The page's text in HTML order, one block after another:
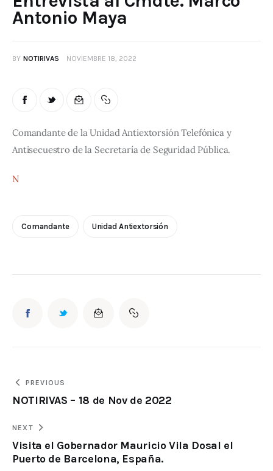
Antonio Maya
BY NOTIRIVAS NOVIEMBRE 18, 2022
Comandante de la Unidad Antiextorsión Telefónica y
Antisecuestro de la Secretaría de Seguridad Pública.
N
Comandante Unidad Antiextorsión
PREVIOUS
NOTIRIVAS – 18 de Nov de 2022
NEXT
Visita el Gobernador Mauricio Vila Dosal el
Puerto de Barcelona, España.